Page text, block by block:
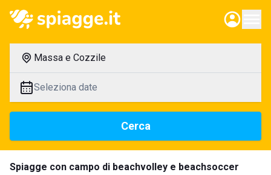
Massa e Cozzile
Seleziona date
Cerca
Spiagge con campo di beachvolley e beachsoccer